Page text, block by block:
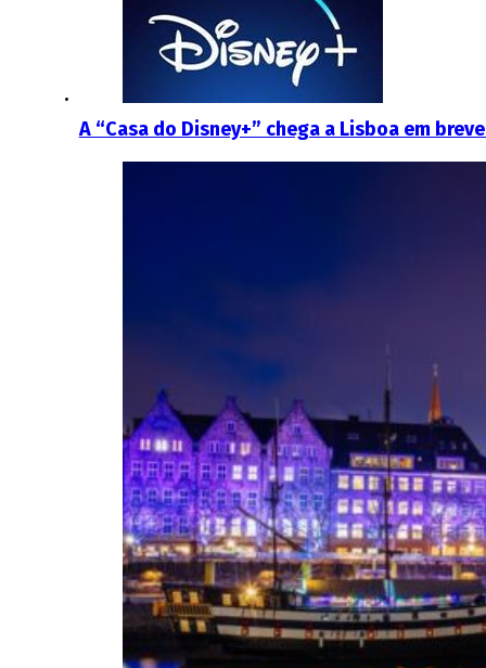
A “Casa do Disney+” chega a Lisboa em